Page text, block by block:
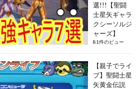
選!!!【聖闘
士星矢ギャラ
クシーソルジ
ャーズ】
81件のビュー
【親子でライ
ブ】聖闘士星
矢黄金伝説